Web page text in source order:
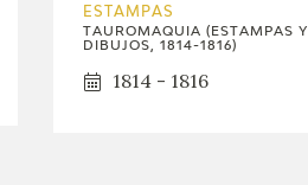
ESTAMPAS
TAUROMAQUIA (ESTAMPAS Y
DIBUJOS, 1814-1816)
1814 - 1816